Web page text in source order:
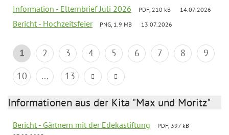
Information - Elternbrief Juli 2026 PDF, 210 kB 14.07.2026
Bericht - Hochzeitsfeier PNG, 1.9 MB 13.07.2026
1 2 3 4 5 6 7 8
9
10
... 13
Informationen aus der Kita "Max und Moritz"
Bericht - Gärtnern mit der Edekastiftung
PDF, 397 kB